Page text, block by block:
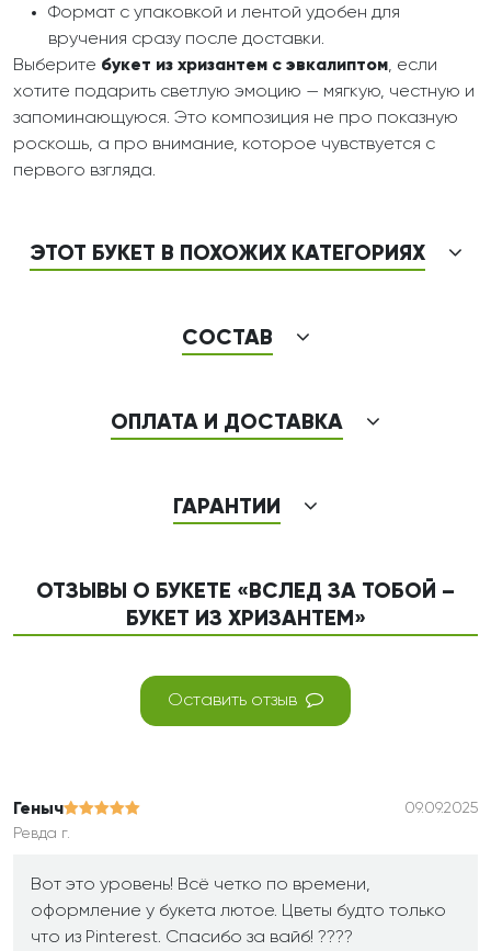
Формат с упаковкой и лентой удобен для
вручения сразу после доставки.
Выберите букет из хризантем с эвкалиптом, если
хотите подарить светлую эмоцию — мягкую, честную и
запоминающуюся. Это композиция не про показную
роскошь, а про внимание, которое чувствуется с
первого взгляда.
ЭТОТ БУКЕТ В ПОХОЖИХ КАТЕГОРИЯХ
СОСТАВ
ОПЛАТА И ДОСТАВКА
ГАРАНТИИ
ОТЗЫВЫ О БУКЕТЕ «ВСЛЕД ЗА ТОБОЙ –
БУКЕТ ИЗ ХРИЗАНТЕМ»
Оставить отзыв
Геныч
09.09.2025
Ревда г.
Вот это уровень! Всё четко по времени,
оформление у букета лютое. Цветы будто только
что из Pinterest. Спасибо за вайб! ????